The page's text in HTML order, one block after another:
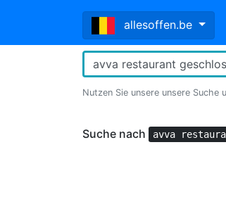
allesoffen.be
Nutzen Sie unsere unsere
Suche nach avva